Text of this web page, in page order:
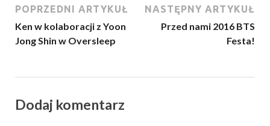
POPRZEDNI ARTYKUŁ
Ken w kolaboracji z Yoon
Jong Shin w Oversleep
NASTĘPNY ARTYKUŁ
Przed nami 2016 BTS
Festa!
Dodaj komentarz